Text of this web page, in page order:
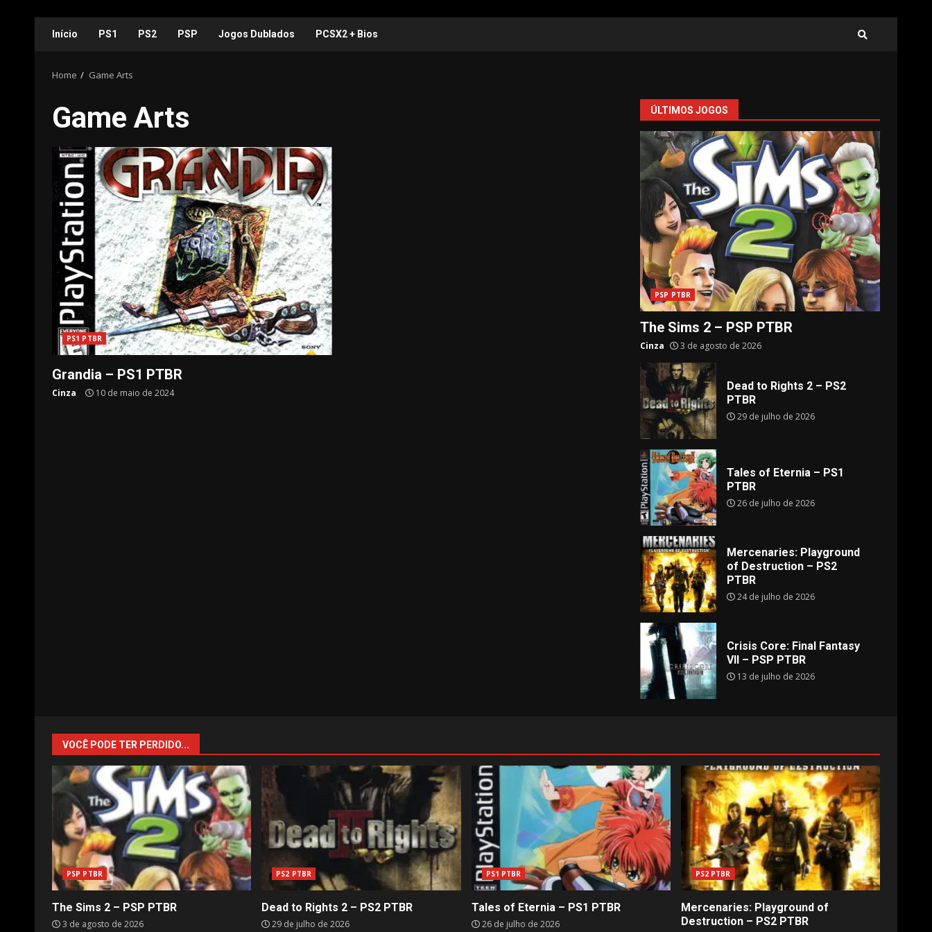
Início PS1 PS2 PSP Jogos Dublados PCSX2 + Bios
Home Game Arts
Game Arts
PS1 PTBR
Grandia – PS1 PTBR
Cinza 10 de maio de 2024
ÚLTIMOS JOGOS
PSP PTBR
The Sims 2 – PSP PTBR
Cinza 3 de agosto de 2026
Dead to Rights 2 – PS2
PTBR
29 de julho de 2026
Tales of Eternia – PS1
PTBR
26 de julho de 2026
Mercenaries: Playground
of Destruction – PS2
PTBR
24 de julho de 2026
Crisis Core: Final Fantasy
VII – PSP PTBR
13 de julho de 2026
VOCÊ PODE TER PERDIDO...
PSP PTBR
The Sims 2 – PSP PTBR
3 de agosto de 2026
PS2 PTBR
Dead to Rights 2 – PS2 PTBR
29 de julho de 2026
PS1 PTBR
Tales of Eternia – PS1 PTBR
26 de julho de 2026
PS2 PTBR
Mercenaries: Playground of
Destruction – PS2 PTBR